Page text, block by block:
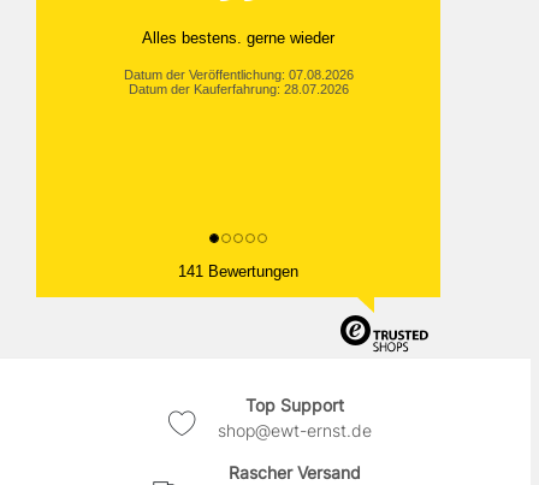
Alles bestens. gerne wieder
Datum der Veröffentlichung: 07.08.2026
Datum der Kauferfahrung: 28.07.2026
141 Bewertungen
Top Support
shop@ewt-ernst.de
Rascher Versand